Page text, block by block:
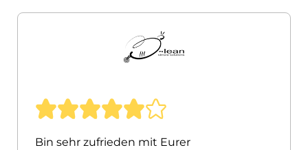
Bin sehr zufrieden mit Eurer